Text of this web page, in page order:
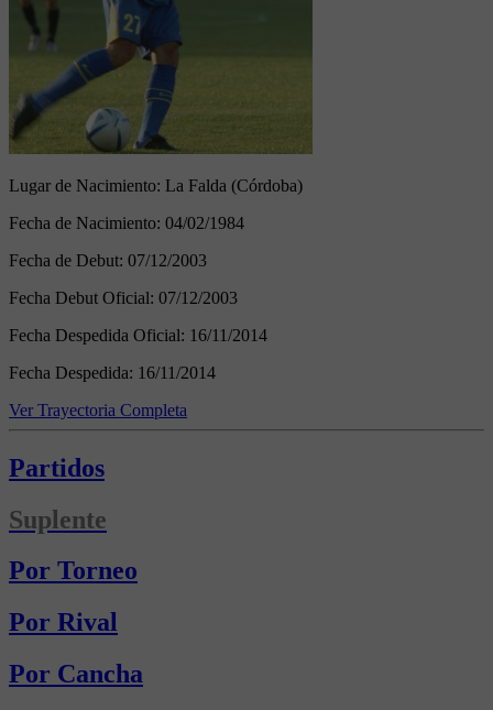
Lugar de Nacimiento: La Falda (Córdoba)
Fecha de Nacimiento: 04/02/1984
Fecha de Debut: 07/12/2003
Fecha Debut Oficial: 07/12/2003
Fecha Despedida Oficial: 16/11/2014
Fecha Despedida: 16/11/2014
Ver Trayectoria Completa
Partidos
Suplente
Por Torneo
Por Rival
Por Cancha